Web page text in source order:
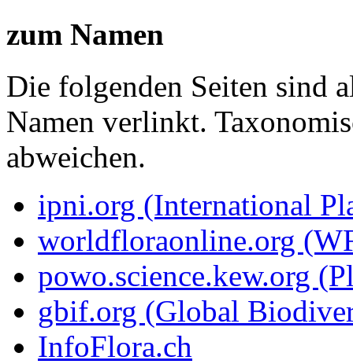
zum Namen
Die folgenden Seiten sind
Namen verlinkt.
abweichen.
ipni.org (International
worldfloraonline.org
powo.science.kew.org
gbif.org (Global
InfoFlora.ch